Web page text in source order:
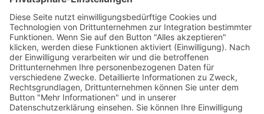
gleichzeitig Veranstalter der Spiele der Regionalliga in
verschiedenen Ligen.